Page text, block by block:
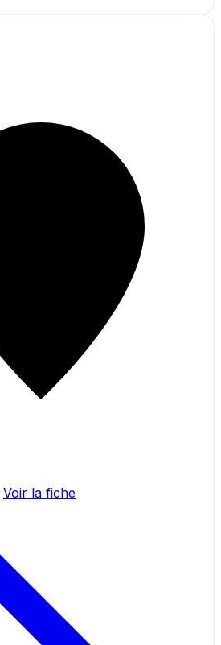
Voir la fiche